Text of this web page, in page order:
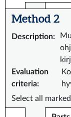
Method 2
Description:
Evaluation
criteria:
Select all